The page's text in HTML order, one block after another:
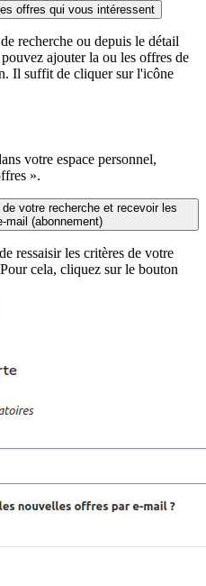
offres qui vous intéressent
recherche ou depuis le détail
ajouter la ou les offres de
Il suffit de cliquer sur l'icône
votre espace personnel,
».
votre recherche et recevoir les
mail (abonnement)
ressaisir les critères de votre
cela, cliquez sur le bouton